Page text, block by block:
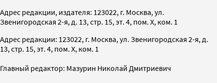
Адрес редакции, издателя: 123022, г. Москва, ул.
Звенигородская 2-я, д. 13, стр. 15, эт. 4, пом. X, ком. 1
Адрес редакции: 123022, г. Москва, ул. Звенигородская 2-я, д.
13, стр. 15, эт. 4, пом. X, ком. 1
Главный редактор: Мазурин Николай Дмитриевич